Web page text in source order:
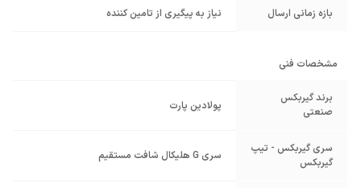
بازه زمانی ارسال نیاز به پیگیری از تامین کننده
مشخصات فنی
برند گیربکس
صنعتی
پولادین پارت
سری گیربکس - تیپ
گیربکس
سری G هلیکال شافت مستقیم